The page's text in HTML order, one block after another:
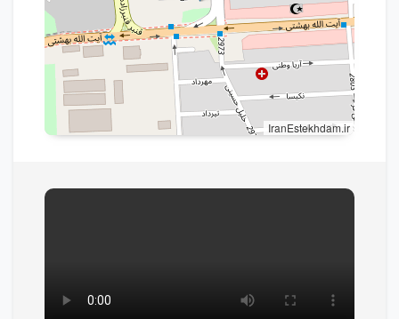
IranEstekhdam.ir